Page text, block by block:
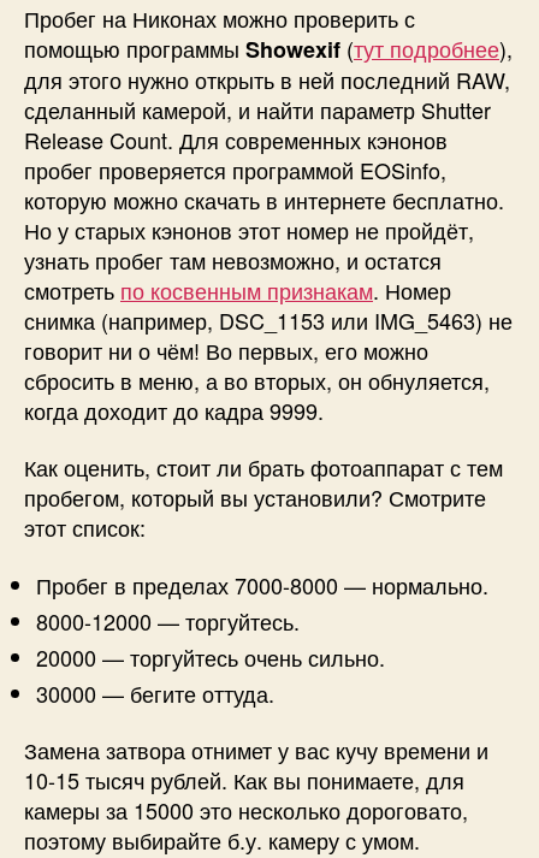
Пробег на Никонах можно проверить с
помощью программы Showexif (тут подробнее),
для этого нужно открыть в ней последний RAW,
сделанный камерой, и найти параметр Shutter
Release Count. Для современных кэнонов
пробег проверяется программой EOSinfo,
которую можно скачать в интернете бесплатно.
Но у старых кэнонов этот номер не пройдёт,
узнать пробег там невозможно, и остатся
смотреть по косвенным признакам. Номер
снимка (например, DSC_1153 или IMG_5463) не
говорит ни о чём! Во первых, его можно
сбросить в меню, а во вторых, он обнуляется,
когда доходит до кадра 9999.
Как оценить, стоит ли брать фотоаппарат с тем
пробегом, который вы установили? Смотрите
этот список:
Пробег в пределах 7000-8000 — нормально.
8000-12000 — торгуйтесь.
20000 — торгуйтесь очень сильно.
30000 — бегите оттуда.
Замена затвора отнимет у вас кучу времени и
10-15 тысяч рублей. Как вы понимаете, для
камеры за 15000 это несколько дороговато,
поэтому выбирайте б.у. камеру с умом.